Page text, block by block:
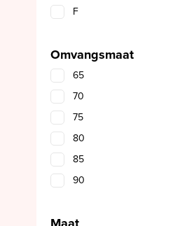
F
Omvangsmaat
65
70
75
80
85
90